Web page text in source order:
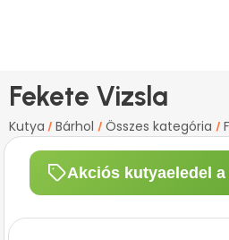
Fekete Vizsla
Kutya / Bárhol / Összes kategória /
Akciós kutyaeledel